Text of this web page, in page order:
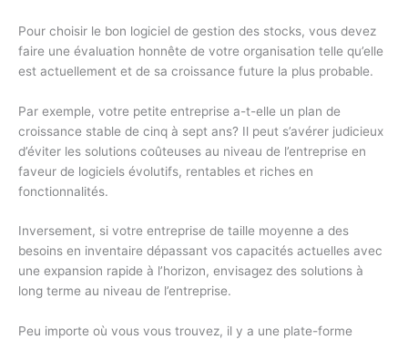
Pour choisir le bon logiciel de gestion des stocks, vous devez
faire une évaluation honnête de votre organisation telle qu’elle
est actuellement et de sa croissance future la plus probable.
Par exemple, votre petite entreprise a-t-elle un plan de
croissance stable de cinq à sept ans? Il peut s’avérer judicieux
d’éviter les solutions coûteuses au niveau de l’entreprise en
faveur de logiciels évolutifs, rentables et riches en
fonctionnalités.
Inversement, si votre entreprise de taille moyenne a des
besoins en inventaire dépassant vos capacités actuelles avec
une expansion rapide à l’horizon, envisagez des solutions à
long terme au niveau de l’entreprise.
Peu importe où vous vous trouvez, il y a une plate-forme